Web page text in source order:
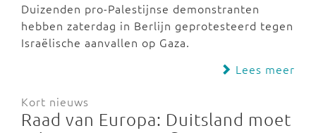
Duizenden pro-Palestijnse demonstranten
hebben zaterdag in Berlijn geprotesteerd tegen
Israëlische aanvallen op Gaza.
Lees meer
Kort nieuws
Raad van Europa: Duitsland moet